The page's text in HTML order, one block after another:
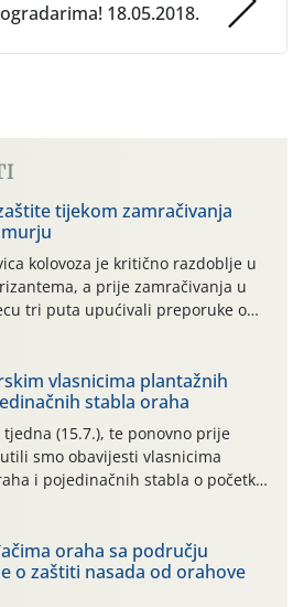
18.05.2018.
tijekom zamračivanja
kolovoza je kritično razdoblje u
a prije zamračivanja u
tri puta upućivali preporuke o
zaštite krizantema od najčešćih
i fito-fagnih grinja (23.7., 14.7.,
mjeseca je zabilježeno je
vruće meteorološko razdoblje, uz
vlasnicima plantažnih
stabla oraha
(15.7.), te ponovno prije
smo obavijesti vlasnicima
i pojedinačnih stabla o početku
usmjerenog suzbijanja
completa)! Već dvanaest dana
“toplinski udar”, koji naročito
(31.7.-05.8.), jer najviše
[…]
oraha sa području
o zaštiti nasada od orahove